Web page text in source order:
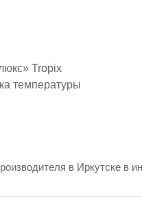
Tropix
температуры
в Иркутске в